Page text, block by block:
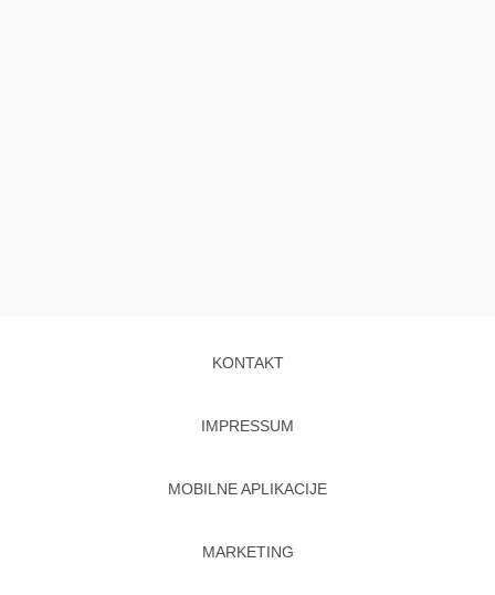
KONTAKT
IMPRESSUM
MOBILNE APLIKACIJE
MARKETING